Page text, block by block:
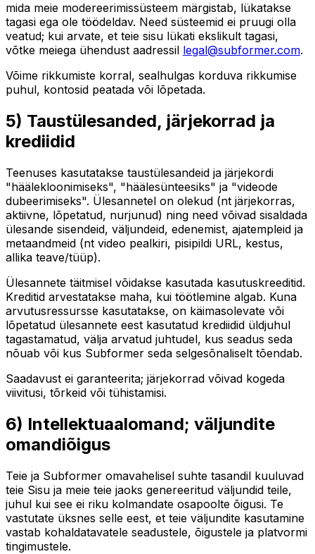
mida meie modereerimissüsteem märgistab, lükatakse
tagasi ega ole töödeldav. Need süsteemid ei pruugi olla
veatud; kui arvate, et teie sisu lükati ekslikult tagasi,
võtke meiega ühendust aadressil legal@subformer.com.
Võime rikkumiste korral, sealhulgas korduva rikkumise
puhul, kontosid peatada või lõpetada.
5) Taustülesanded, järjekorrad ja
krediidid
Teenuses kasutatakse taustülesandeid ja järjekordi
"häälekloonimiseks", "häälesünteesiks" ja "videode
dubeerimiseks". Ülesannetel on olekud (nt järjekorras,
aktiivne, lõpetatud, nurjunud) ning need võivad sisaldada
ülesande sisendeid, väljundeid, edenemist, ajatempleid ja
metaandmeid (nt video pealkiri, pisipildi URL, kestus,
allika teave/tüüp).
Ülesannete täitmisel võidakse kasutada kasutuskreeditid.
Kreditid arvestatakse maha, kui töötlemine algab. Kuna
arvutusressursse kasutatakse, on käimasolevate või
lõpetatud ülesannete eest kasutatud krediidid üldjuhul
tagastamatud, välja arvatud juhtudel, kus seadus seda
nõuab või kus Subformer seda selgesõnaliselt tõendab.
Saadavust ei garanteerita; järjekorrad võivad kogeda
viivitusi, tõrkeid või tühistamisi.
6) Intellektuaalomand; väljundite
omandiõigus
Teie ja Subformer omavahelisel suhte tasandil kuuluvad
teie Sisu ja meie teie jaoks genereeritud väljundid teile,
juhul kui see ei riku kolmandate osapoolte õigusi. Te
vastutate üksnes selle eest, et teie väljundite kasutamine
vastab kohaldatavatele seadustele, õigustele ja platvormi
tingimustele.